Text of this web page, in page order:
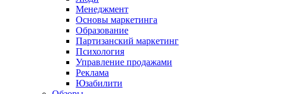
Менеджмент
Основы маркетинга
Образование
Партизанский маркетинг
Психология
Управление продажами
Реклама
Юзабилити